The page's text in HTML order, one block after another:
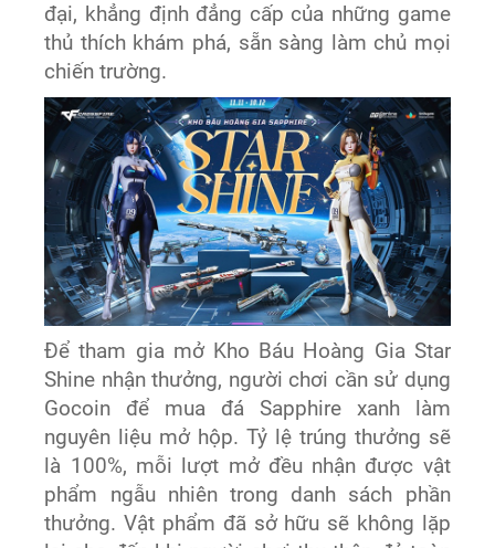
đại, khẳng định đẳng cấp của những game
thủ thích khám phá, sẵn sàng làm chủ mọi
chiến trường.
Để tham gia mở Kho Báu Hoàng Gia Star
Shine nhận thưởng, người chơi cần sử dụng
Gocoin để mua đá Sapphire xanh làm
nguyên liệu mở hộp. Tỷ lệ trúng thưởng sẽ
là 100%, mỗi lượt mở đều nhận được vật
phẩm ngẫu nhiên trong danh sách phần
thưởng. Vật phẩm đã sở hữu sẽ không lặp